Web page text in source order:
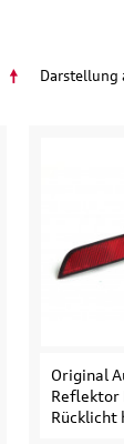
Darstellung
Original
Reflektor
Rücklicht